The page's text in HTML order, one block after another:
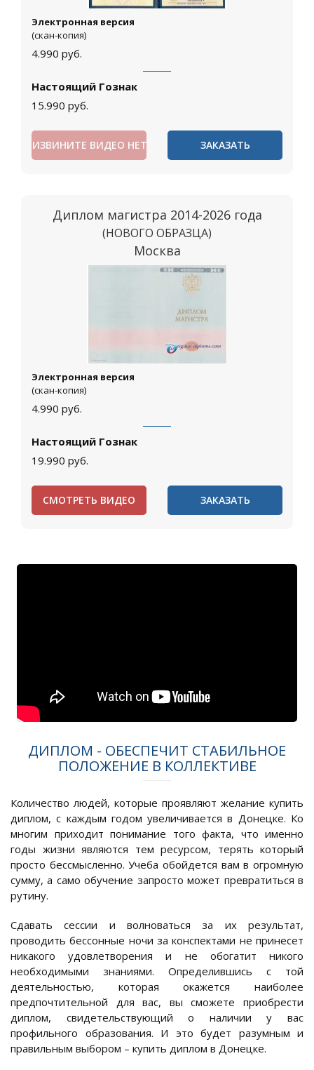
Электронная версия
(скан-копия)
4.990 руб.
Настоящий Гознак
15.990 руб.
ИЗВИНИТЕ ВИДЕО НЕТ ЗАКАЗАТЬ
Диплом магистра 2014-2026 года
(НОВОГО ОБРАЗЦА)
Москва
Электронная версия
(скан-копия)
4.990 руб.
Настоящий Гознак
19.990 руб.
СМОТРЕТЬ ВИДЕО ЗАКАЗАТЬ
ДИПЛОМ - ОБЕСПЕЧИТ СТАБИЛЬНОЕ
ПОЛОЖЕНИЕ В КОЛЛЕКТИВЕ
Количество людей, которые проявляют желание купить
диплом, с каждым годом увеличивается в Донецке. Ко
многим приходит понимание того факта, что именно
годы жизни являются тем ресурсом, терять который
просто бессмысленно. Учеба обойдется вам в огромную
сумму, а само обучение запросто может превратиться в
рутину.
Сдавать сессии и волноваться за их результат,
проводить бессонные ночи за конспектами не принесет
никакого удовлетворения и не обогатит никого
необходимыми знаниями. Определившись с той
деятельностью, которая окажется наиболее
предпочтительной для вас, вы сможете приобрести
диплом, свидетельствующий о наличии у вас
профильного образования. И это будет разумным и
правильным выбором – купить диплом в Донецке.